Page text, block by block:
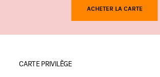
ACHETER LA CARTE
CARTE PRIVILÈGE